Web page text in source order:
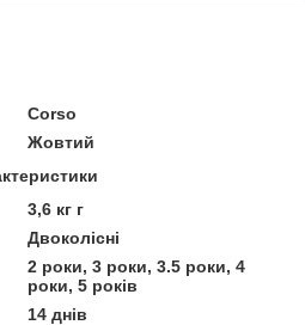
Corso
Жовтий
3,6 кг г
Двоколісні
2 роки, 3 роки, 3.5 роки, 4
роки, 5 років
14 днів